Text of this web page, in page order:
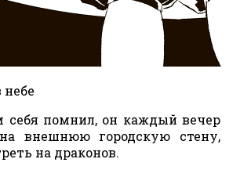
небе
себя помнил, он каждый вечер
внешнюю городскую стену,
на драконов.